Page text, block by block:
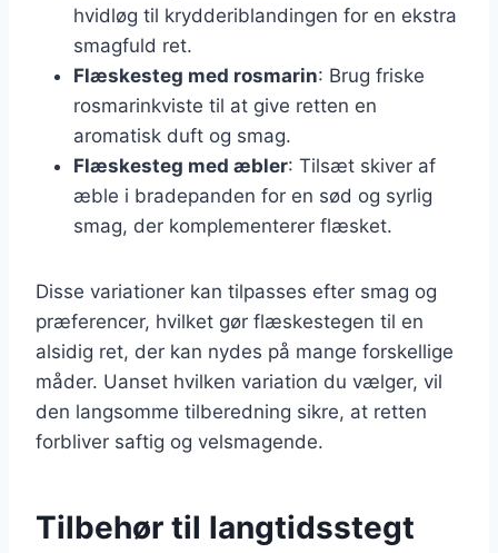
hvidløg til krydderiblandingen for en ekstra
smagfuld ret.
Flæskesteg med rosmarin: Brug friske
rosmarinkviste til at give retten en
aromatisk duft og smag.
Flæskesteg med æbler: Tilsæt skiver af
æble i bradepanden for en sød og syrlig
smag, der komplementerer flæsket.
Disse variationer kan tilpasses efter smag og
præferencer, hvilket gør flæskestegen til en
alsidig ret, der kan nydes på mange forskellige
måder. Uanset hvilken variation du vælger, vil
den langsomme tilberedning sikre, at retten
forbliver saftig og velsmagende.
Tilbehør til langtidsstegt